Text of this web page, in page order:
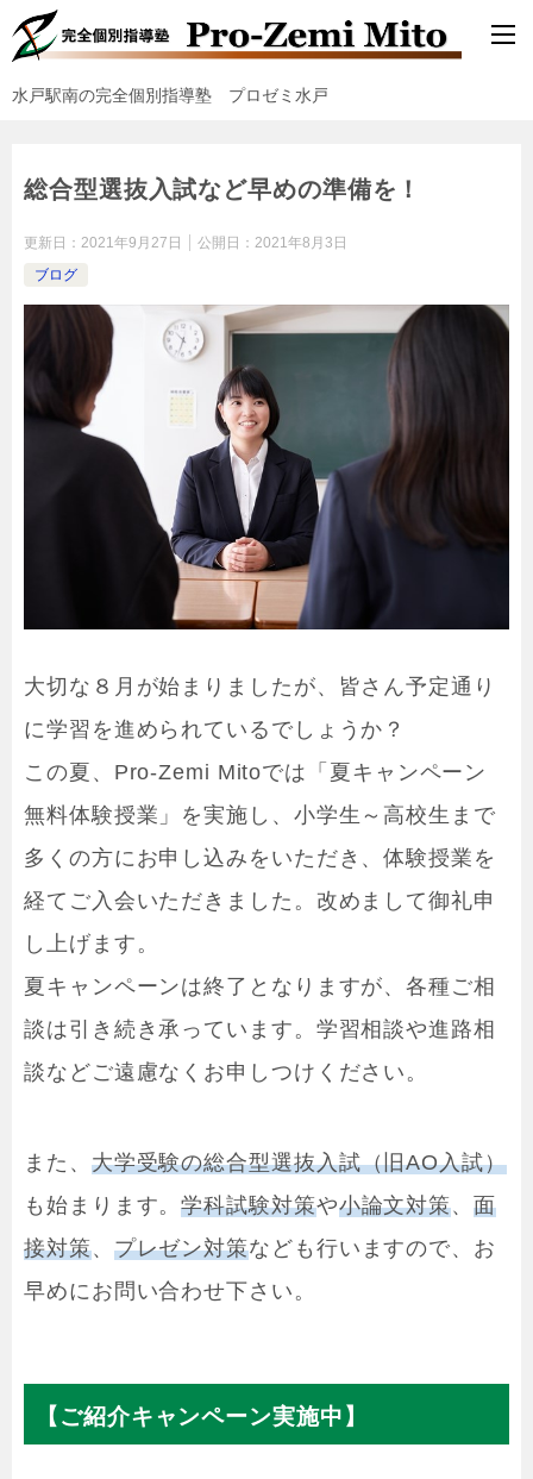
水戸駅南の完全個別指導塾 プロゼミ水戸
総合型選抜入試など早めの準備を！
更新日： 2021年9月27日 公開日： 2021年8月3日
ブログ
大切な８月が始まりましたが、皆さん予定通り
に学習を進められているでしょうか？
この夏、Pro-Zemi Mitoでは「夏キャンペーン
無料体験授業」を実施し、小学生～高校生まで
多くの方にお申し込みをいただき、体験授業を
経てご入会いただきました。改めまして御礼申
し上げます。
夏キャンペーンは終了となりますが、各種ご相
談は引き続き承っています。学習相談や進路相
談などご遠慮なくお申しつけください。
また、 大学受験の総合型選抜入試（旧AO入試）
も始まります。学科試験対策や小論文対策、面
接対策、 プレゼン対策なども行いますので、お
早めにお問い合わせ下さい。
【ご紹介キャンペーン実施中】